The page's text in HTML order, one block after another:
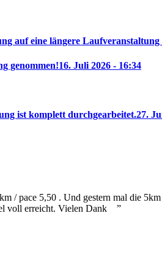
auf eine längere
genommen!16. Juli 2026 - 16:34
ist komplett durchgearbeitet.27.
/ pace 5,50 . Und gestern mal die
voll erreicht. Vielen Dank